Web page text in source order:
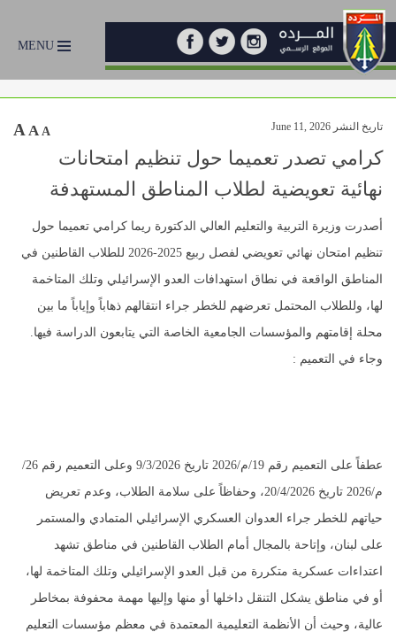
MENU
تاريخ النشر June 11, 2026 A A A
كرامي تصدر تعميما حول تنظيم امتحانات
نهائية تعويضية لطلاب المناطق المستهدفة
أصدرت وزيرة التربية والتعليم العالي الدكتورة ريما كرامي تعميما حول
تنظيم امتحان نهائي تعويضي لفصل ربيع 2025-2026 للطلاب القاطنين في
المناطق الواقعة في نطاق استهدافات العدو الإسرائيلي وتلك المتاخمة
لها، وللطلاب المحتمل تعرضهم للخطر جراء انتقالهم ذهاباً وإياباً ما بين
محلة إقامتهم والمؤسسات الجامعية الخاصة التي يتابعون الدراسة فيها.
وجاء في التعميم :
عطفاً على التعميم رقم 19/م/2026 تاريخ 9/3/2026 وعلى التعميم رقم 26/
م/2026 تاريخ 20/4/2026، وحفاظاً على سلامة الطلاب، وعدم تعريض
حياتهم للخطر جراء العدوان العسكري الإسرائيلي المتمادي والمستمر
على لبنان، وإتاحة بالمجال أمام الطلاب القاطنين في مناطق تشهد
اعتداءات عسكرية متكررة من قبل العدو الإسرائيلي وتلك المتاخمة لها،
أو في مناطق يشكل التنقل داخلها أو منها وإليها مهمة محفوفة بمخاطر
عالية، وحيث أن الأنظمة التعليمية المعتمدة في معظم مؤسسات التعليم